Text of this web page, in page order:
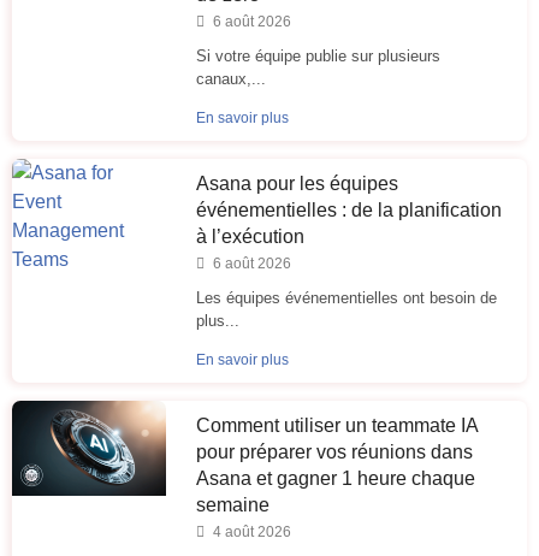
6 août 2026
Si votre équipe publie sur plusieurs
canaux,...
En savoir plus
Asana pour les équipes
événementielles : de la planification
à l’exécution
6 août 2026
Les équipes événementielles ont besoin de
plus...
En savoir plus
Comment utiliser un teammate IA
pour préparer vos réunions dans
Asana et gagner 1 heure chaque
semaine
4 août 2026